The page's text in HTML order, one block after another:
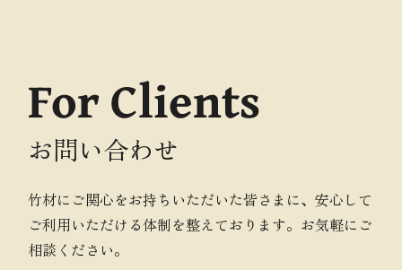
For Clients
お問い合わせ
竹材にご関心をお持ちいただいた皆さまに、安心して
ご利用いただける体制を整えております。お気軽にご
相談ください。